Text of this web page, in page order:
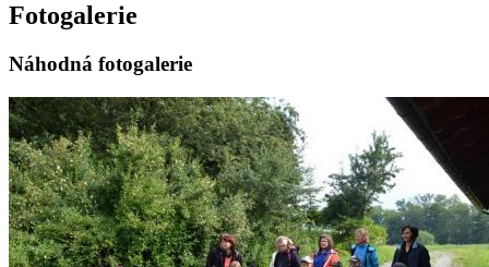
Fotogalerie
Náhodná fotogalerie